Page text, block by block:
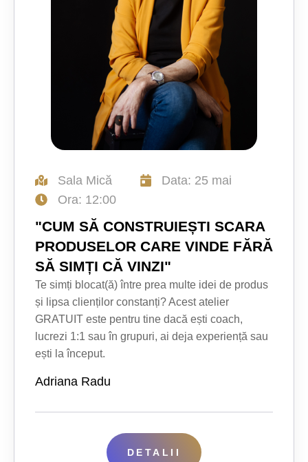
Sala Mică
Data: 25 mai
Ora: 12:00
"CUM SĂ CONSTRUIEȘTI SCARA
PRODUSELOR CARE VINDE FĂRĂ
SĂ SIMȚI CĂ VINZI"
Te simți blocat(ă) între prea multe idei de produs
și lipsa clienților constanți? Acest atelier
GRATUIT este pentru tine dacă ești coach,
lucrezi 1:1 sau în grupuri, ai deja experiență sau
ești la început.
Adriana Radu
DETALII